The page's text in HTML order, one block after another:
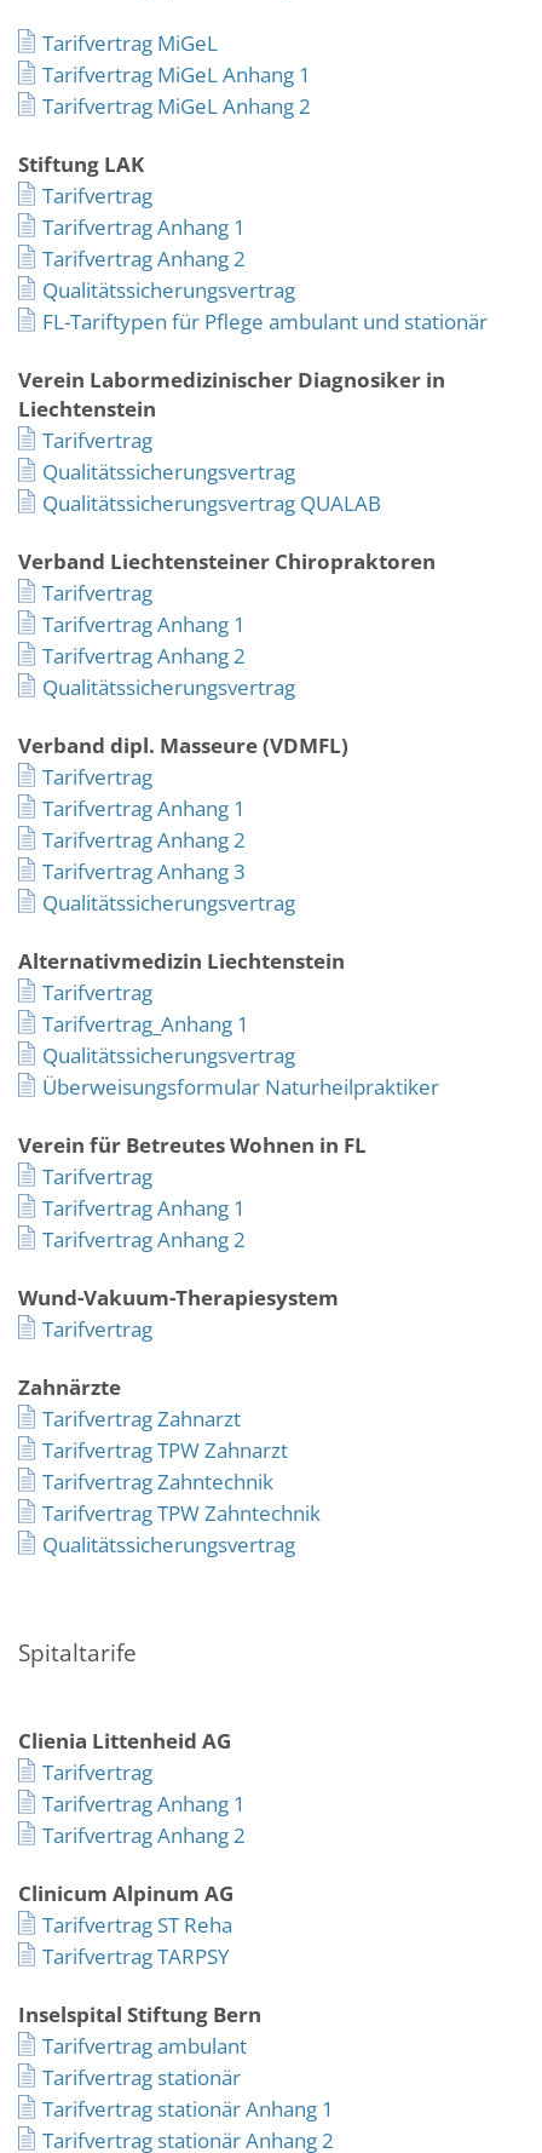
Tarifvertrag MiGeL
Tarifvertrag MiGeL Anhang 1
Tarifvertrag MiGeL Anhang 2
Stiftung LAK
Tarifvertrag
Tarifvertrag Anhang 1
Tarifvertrag Anhang 2
Qualitätssicherungsvertrag
FL-Tariftypen für Pflege ambulant und stationär
Verein Labormedizinischer Diagnosiker in
Liechtenstein
Tarifvertrag
Qualitätssicherungsvertrag
Qualitätssicherungsvertrag QUALAB
Verband Liechtensteiner Chiropraktoren
Tarifvertrag
Tarifvertrag Anhang 1
Tarifvertrag Anhang 2
Qualitätssicherungsvertrag
Verband dipl. Masseure (VDMFL)
Tarifvertrag
Tarifvertrag Anhang 1
Tarifvertrag Anhang 2
Tarifvertrag Anhang 3
Qualitätssicherungsvertrag
Alternativmedizin Liechtenstein
Tarifvertrag
Tarifvertrag_Anhang 1
Qualitätssicherungsvertrag
Überweisungsformular Naturheilpraktiker
Verein für Betreutes Wohnen in FL
Tarifvertrag
Tarifvertrag Anhang 1
Tarifvertrag Anhang 2
Wund-Vakuum-Therapiesystem
Tarifvertrag
Zahnärzte
Tarifvertrag Zahnarzt
Tarifvertrag TPW Zahnarzt
Tarifvertrag Zahntechnik
Tarifvertrag TPW Zahntechnik
Qualitätssicherungsvertrag
Spitaltarife
Clienia Littenheid AG
Tarifvertrag
Tarifvertrag Anhang 1
Tarifvertrag Anhang 2
Clinicum Alpinum AG
Tarifvertrag ST Reha
Tarifvertrag TARPSY
Inselspital Stiftung Bern
Tarifvertrag ambulant
Tarifvertrag stationär
Tarifvertrag stationär Anhang 1
Tarifvertrag stationär Anhang 2